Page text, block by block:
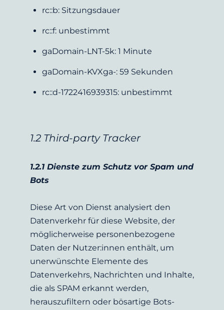
rc::b: Sitzungsdauer
rc::f: unbestimmt
gaDomain-LNT-5k: 1 Minute
gaDomain-KVXga-: 59 Sekunden
rc::d-1722416939315: unbestimmt
1.2 Third-party Tracker
1.2.1 Dienste zum Schutz vor Spam und
Bots
Diese Art von Dienst analysiert den
Datenverkehr für diese Website, der
möglicherweise personenbezogene
Daten der Nutzer:innen enthält, um
unerwünschte Elemente des
Datenverkehrs, Nachrichten und Inhalte,
die als SPAM erkannt werden,
herauszufiltern oder bösartige Bots-